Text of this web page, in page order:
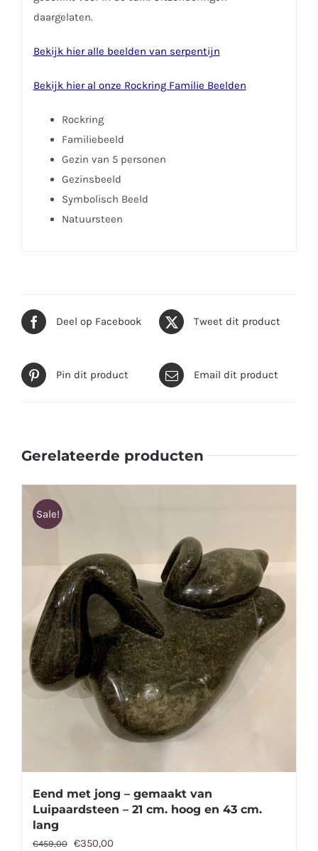
daargelaten.
Bekijk hier alle beelden van serpentijn
Bekijk hier al onze Rockring Familie Beelden
Rockring
Familiebeeld
Gezin van 5 personen
Gezinsbeeld
Symbolisch Beeld
Natuursteen
Deel op Facebook Tweet dit product
Pin dit product Email dit product
Gerelateerde producten
Sale!
Eend met jong – gemaakt van
Luipaardsteen – 21 cm. hoog en 43 cm.
lang
€459,00 Oorspronkelijke
€350,00